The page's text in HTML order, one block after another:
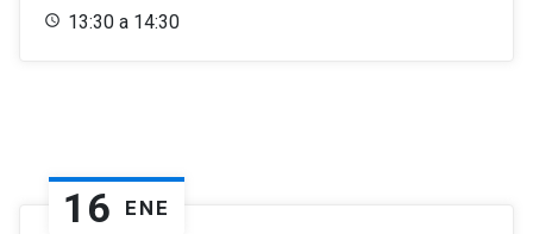
13:30 a 14:30
16 ENE